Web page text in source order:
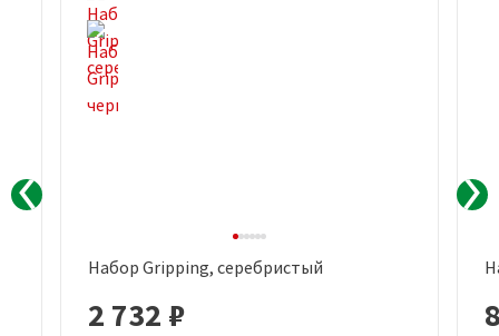
Набор Gripping, серебристый
2 732 ₽